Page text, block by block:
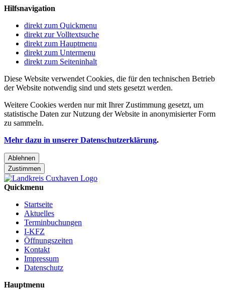
Hilfsnavigation
direkt zum Quickmenu
direkt zur Volltextsuche
direkt zum Hauptmenu
direkt zum Untermenu
direkt zum Seiteninhalt
Diese Website verwendet Cookies, die für den technischen Betrieb
der Website notwendig sind und stets gesetzt werden.
Weitere Cookies werden nur mit Ihrer Zustimmung gesetzt, um
statistische Daten zur Nutzung der Website in anonymisierter Form
zu sammeln.
Mehr dazu in unserer Datenschutzerklärung.
Ablehnen
Zustimmen
Quickmenu
Startseite
Aktuelles
Terminbuchungen
I-KFZ
Öffnungszeiten
Kontakt
Impressum
Datenschutz
Hauptmenu